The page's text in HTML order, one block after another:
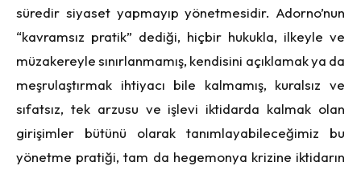
süredir siyaset yapmayıp yönetmesidir. Adorno’nun
“kavramsız pratik” dediği, hiçbir hukukla, ilkeyle ve
müzakereyle sınırlanmamış, kendisini açıklamak ya da
meşrulaştırmak ihtiyacı bile kalmamış, kuralsız ve
sıfatsız, tek arzusu ve işlevi iktidarda kalmak olan
girişimler bütünü olarak tanımlayabileceğimiz bu
yönetme pratiği, tam da hegemonya krizine iktidarın